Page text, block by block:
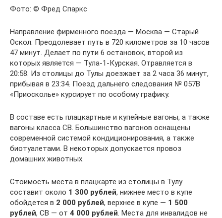
Фото: © Фред Спаркс
Направление фирменного поезда — Москва — Старый
Оскол. Преодолевает путь в 720 километров за 10 часов
47 минут. Делает по пути 6 остановок, второй из
которых является — Тула-1-Курская. Отравляется в
20:58. Из столицы до Тулы доезжает за 2 часа 36 минут,
прибывая в 23:34. Поезд дальнего следования № 057В
«Приосколье» курсирует по особому графику.
В составе есть плацкартные и купейные вагоны, а также
вагоны класса СВ. Большинство вагонов оснащены
современной системой кондиционирования, а также
биотуалетами. В некоторых допускается провоз
домашних животных.
Стоимость места в плацкарте из столицы в Тулу
составит около 1 300 рублей, нижнее место в купе
обойдется в 2 000 рублей, верхнее в купе — 1 500
рублей, СВ — от 4 000 рублей. Места для инвалидов не